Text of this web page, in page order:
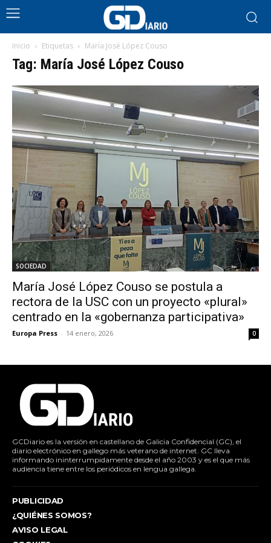
Inicio Etiquetas María José López Couso
Tag: María José López Couso
SOCIEDAD
María José López Couso se postula a
rectora de la USC con un proyecto «plural»
centrado en la «gobernanza participativa»
Europa Press - 14 enero, 2026 0
GCDiario es la versión en castellano de Galicia Confidencial (GC), el
diario electrónico en gallego más veterano de internet. GC lleva
informando ininterrumpidamente desde el año 2003 y es el que más
audiencia tiene entre los periódicos en lengua gallega.
PUBLICIDAD
¿QUIÉNES SOMOS?
AVISO LEGAL